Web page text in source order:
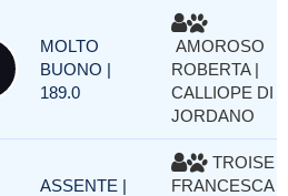
MOLTO
BUONO |
189.0
AMOROSO
ROBERTA |
CALLIOPE DI
JORDANO
ASSENTE |
TROISE
FRANCESCA |